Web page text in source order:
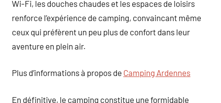
Wi-Fi, les douches chaudes et les espaces de loisirs
renforce l’expérience de camping, convaincant même
ceux qui préfèrent un peu plus de confort dans leur
aventure en plein air.
Plus d’informations à propos de Camping Ardennes
En définitive, le camping constitue une formidable